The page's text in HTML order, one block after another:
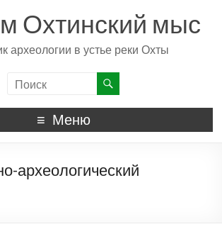
Охтинский мыс
археологии в устье реки Охты
Меню
археологический